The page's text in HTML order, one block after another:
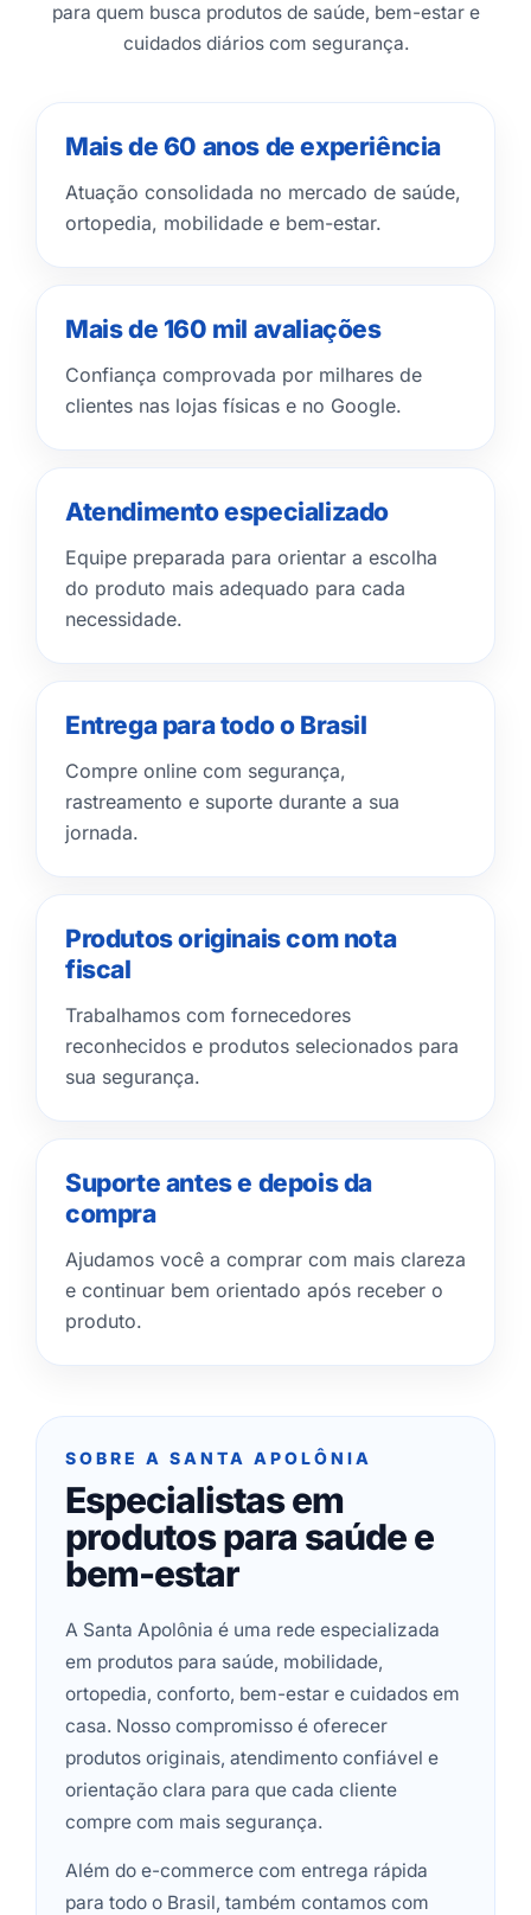
para quem busca produtos de saúde, bem-estar e
cuidados diários com segurança.
Mais de 60 anos de experiência
Atuação consolidada no mercado de saúde,
ortopedia, mobilidade e bem-estar.
Mais de 160 mil avaliações
Confiança comprovada por milhares de
clientes nas lojas físicas e no Google.
Atendimento especializado
Equipe preparada para orientar a escolha
do produto mais adequado para cada
necessidade.
Entrega para todo o Brasil
Compre online com segurança,
rastreamento e suporte durante a sua
jornada.
Produtos originais com nota
fiscal
Trabalhamos com fornecedores
reconhecidos e produtos selecionados para
sua segurança.
Suporte antes e depois da
compra
Ajudamos você a comprar com mais clareza
e continuar bem orientado após receber o
produto.
SOBRE A SANTA APOLÔNIA
Especialistas em
produtos para saúde e
bem-estar
A Santa Apolônia é uma rede especializada
em produtos para saúde, mobilidade,
ortopedia, conforto, bem-estar e cuidados em
casa. Nosso compromisso é oferecer
produtos originais, atendimento confiável e
orientação clara para que cada cliente
compre com mais segurança.
Além do e-commerce com entrega rápida
para todo o Brasil, também contamos com